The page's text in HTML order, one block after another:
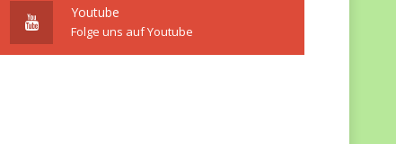
Youtube
Folge uns auf Youtube